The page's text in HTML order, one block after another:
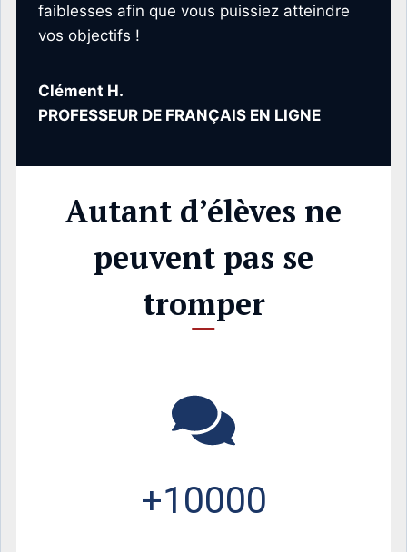
faiblesses afin que vous puissiez atteindre
vos objectifs !
Clément H.
PROFESSEUR DE FRANÇAIS EN LIGNE
Autant d’élèves ne
peuvent pas se
tromper
+10000